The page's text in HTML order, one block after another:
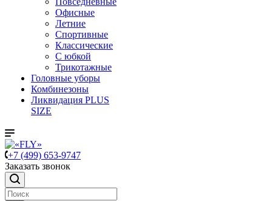
Офисные
Летние
Спортивные
Классические
С юбкой
Трикотажные
Головные уборы
Комбинезоны
Ликвидация PLUS
SIZE
+7 (499) 653-9747
Заказать звонок